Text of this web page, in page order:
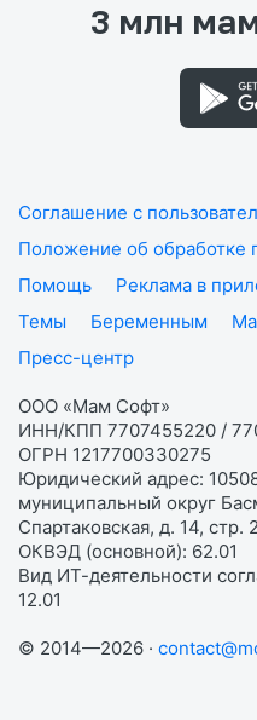
3 млн
Соглашение с
Положение об обработке
Помощь
Реклама в
Темы
Беременным
Пресс-центр
ООО «Мам Софт»
ИНН/КПП 7707455220 /
ОГРН 1217700330275
Юридический адрес:
муниципальный округ
Спартаковская, д. 14,
ОКВЭД (основной): 62.01
Вид ИТ-деятельности
12.01
© 2014—2026 ·